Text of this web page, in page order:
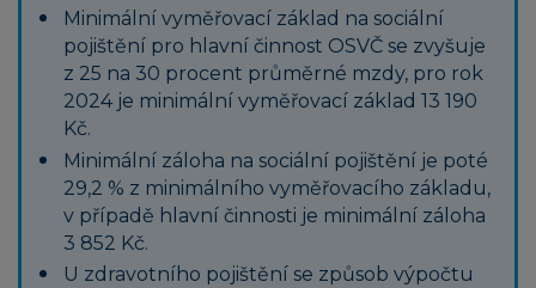
Minimální vyměřovací základ na sociální
pojištění pro hlavní činnost OSVČ se zvyšuje
z 25 na 30 procent průměrné mzdy, pro rok
2024 je minimální vyměřovací základ 13 190
Kč.
Minimální záloha na sociální pojištění je poté
29,2 % z minimálního vyměřovacího základu,
v případě hlavní činnosti je minimální záloha
3 852 Kč.
U zdravotního pojištění se způsob výpočtu